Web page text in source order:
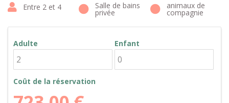
Entre 2 et 4 Salle de bains
privée
animaux de
compagnie
Adulte Enfant
Coût de la réservation